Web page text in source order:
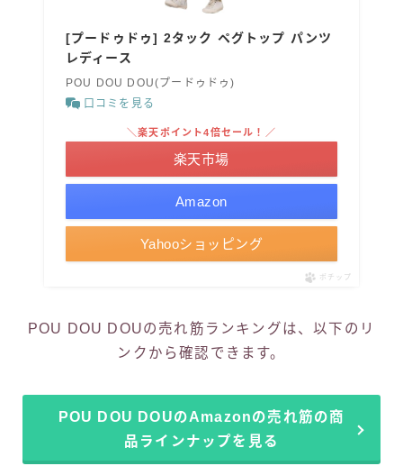
[プードゥドゥ] 2タック ペグトップ パンツ
レディース
POU DOU DOU(プードゥドゥ)
口コミを見る
Amazon
＼楽天ポイント4倍セール！／
楽天市場
Yahooショッピング
ポチップ
POU DOU DOUの売れ筋ランキングは、以下のリ
ンクから確認できます。
POU DOU DOUのAmazonの売れ筋の商
品ラインナップを見る